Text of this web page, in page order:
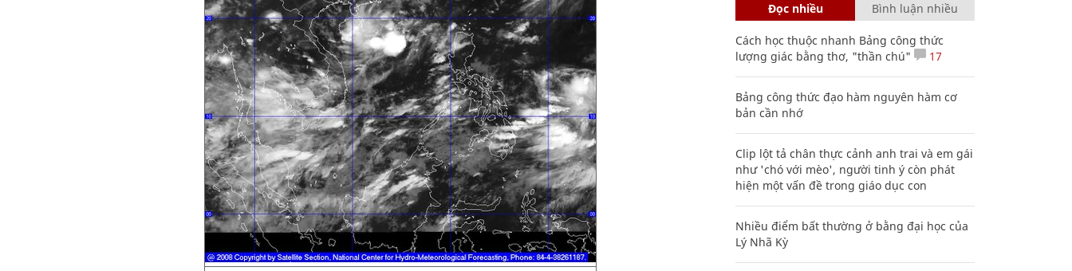
Đọc nhiều Bình luận nhiều
Cách học thuộc nhanh Bảng công thức
lượng giác bằng thơ, "thần chú"
17
Bảng công thức đạo hàm nguyên hàm cơ
bản cần nhớ
Clip lột tả chân thực cảnh anh trai và em gái
như 'chó với mèo', người tinh ý còn phát
hiện một vấn đề trong giáo dục con
Nhiều điểm bất thường ở bằng đại học của
Lý Nhã Kỳ